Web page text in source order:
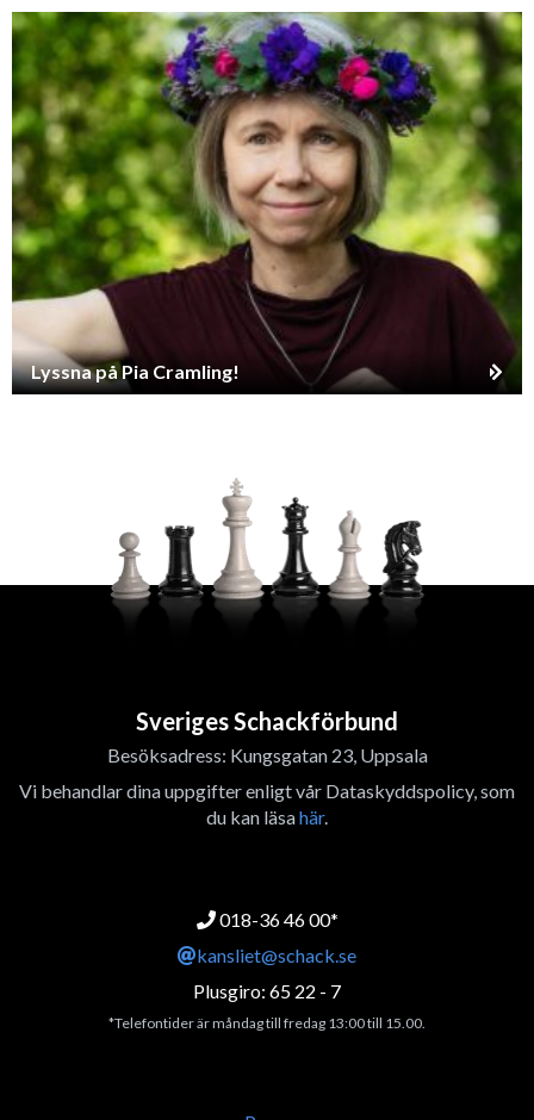
Lyssna på Pia Cramling!
Sveriges Schackförbund
Besöksadress: Kungsgatan 23, Uppsala
Vi behandlar dina uppgifter enligt vår Dataskyddspolicy, som
du kan läsahär.
018-36 46 00*
kansliet@schack.se
Plusgiro: 65 22 - 7
*Telefontider är måndag till fredag 13:00 till 15.00.